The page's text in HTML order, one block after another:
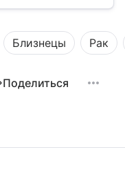
Близнецы Рак
Поделиться